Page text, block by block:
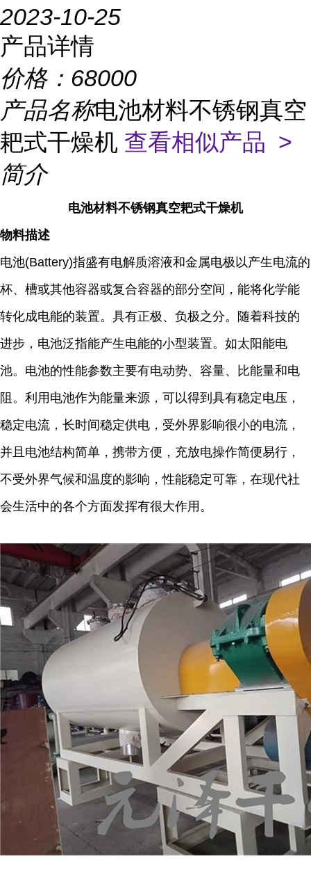
2023-10-25
产品详情
价格： 68000
产品名称电池材料不锈钢真空
耙式干燥机 查看相似产品 >
简介
电池材料不锈钢真空耙式干燥机
物料描述
电池(Battery)指盛有电解质溶液和金属电极以产生电流的
杯、槽或其他容器或复合容器的部分空间，能将化学能
转化成电能的装置。具有正极、负极之分。随着科技的
进步，电池泛指能产生电能的小型装置。如太阳能电
池。电池的性能参数主要有电动势、容量、比能量和电
阻。利用电池作为能量来源，可以得到具有稳定电压，
稳定电流，长时间稳定供电，受外界影响很小的电流，
并且电池结构简单，携带方便，充放电操作简便易行，
不受外界气候和温度的影响，性能稳定可靠，在现代社
会生活中的各个方面发挥有很大作用。